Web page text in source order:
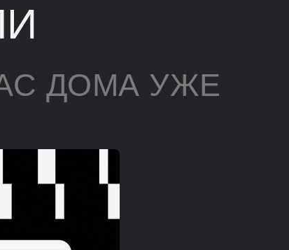
ДОМА УЖЕ